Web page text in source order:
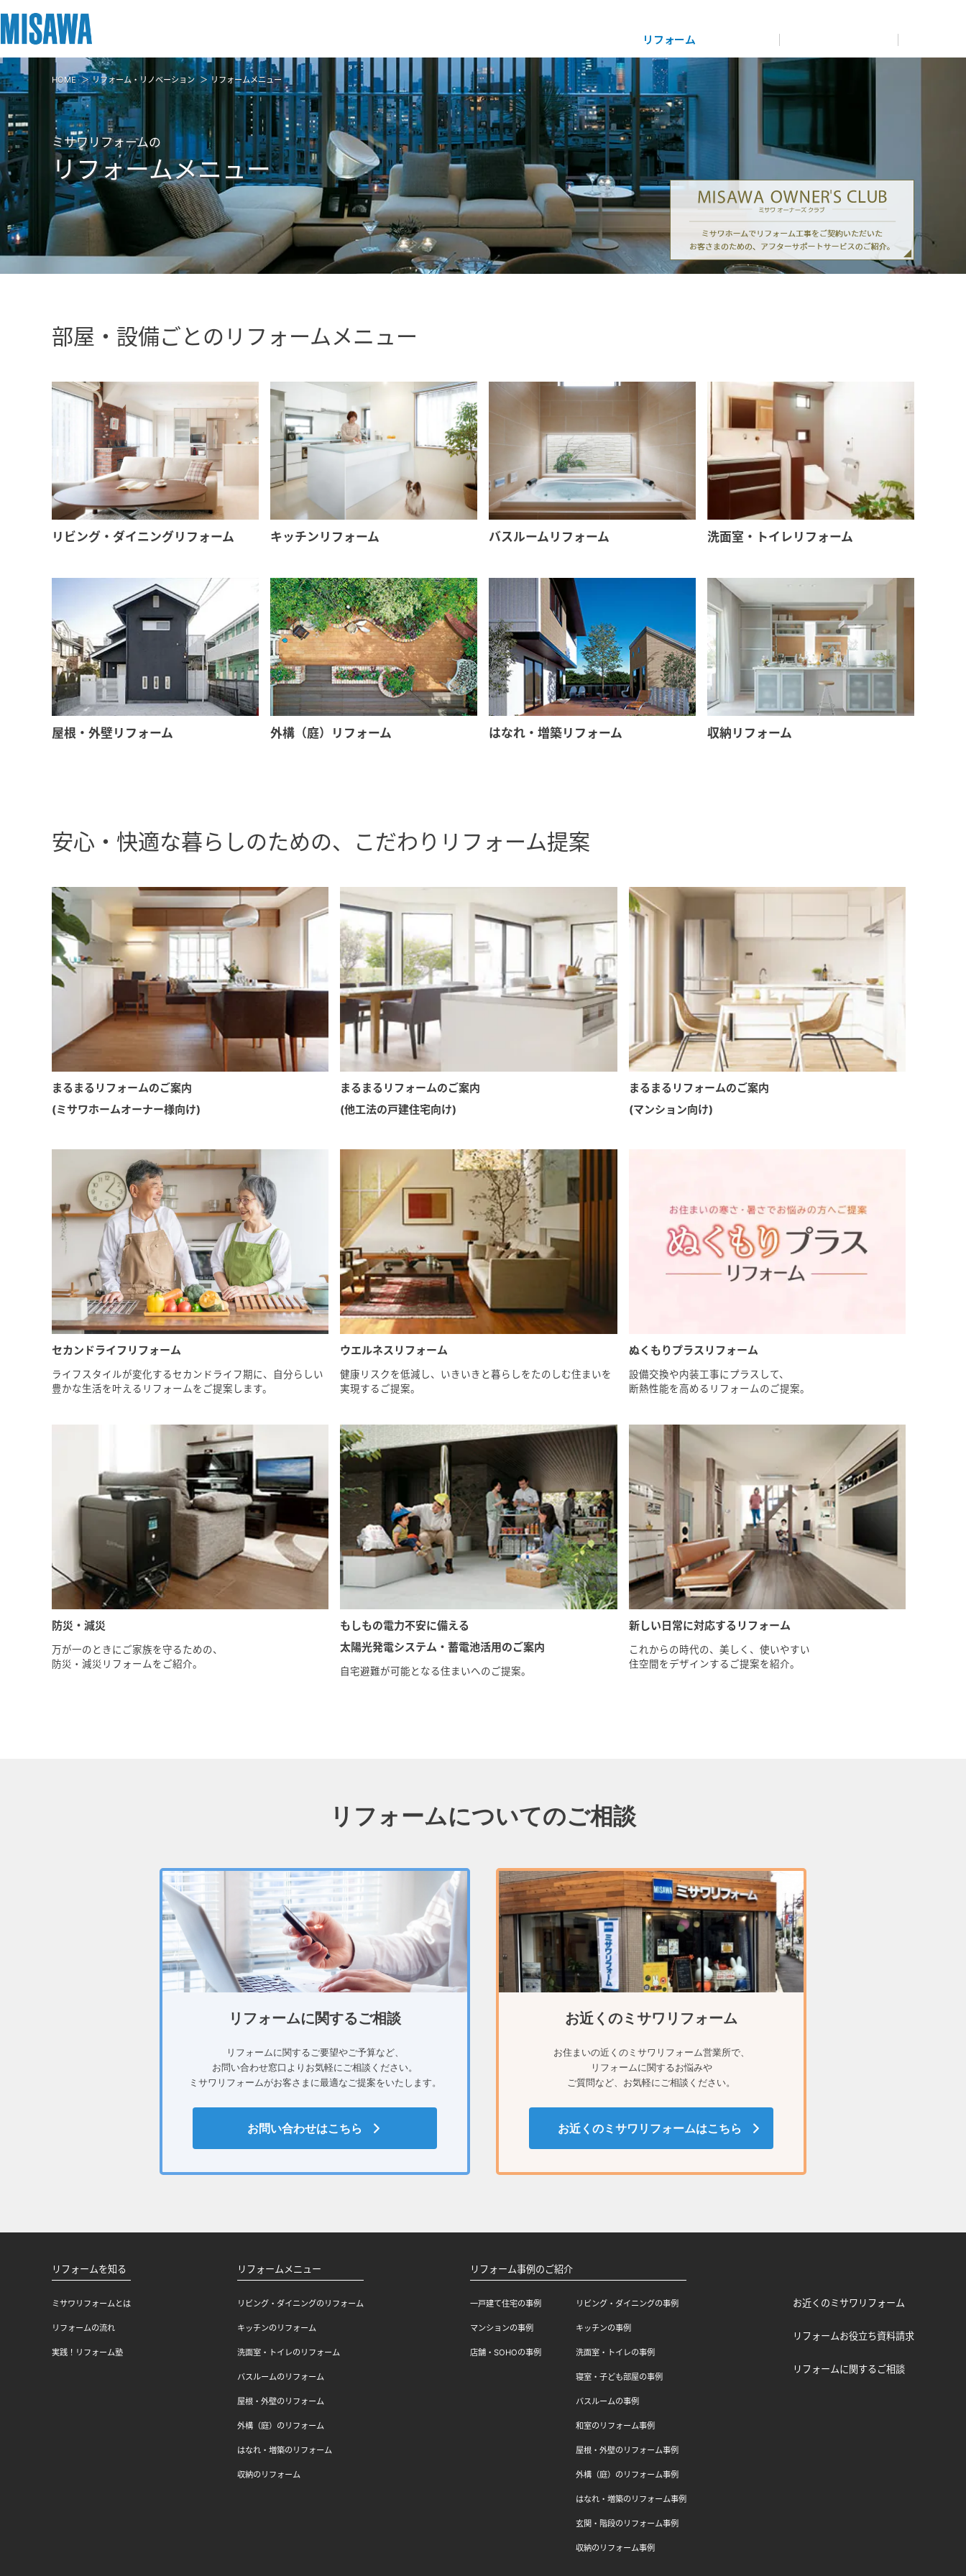
住まい
建てる [注文住宅]
商品ラインアップ
テクノロジー（住まいの性能）
建築事例・建築実例
インテリア
買う
分譲住宅（建売・土地）検索
中古住宅検索
スムストック検索
分譲マンション検索
これから住まいをご検討の方
多彩な動画やこだわりが詰まった建築実例、注目の最新情
報など、住まいづくりを楽しく学べるデジタルラウンジで
す。
ホームラウンジ 新築・戸建て
土地活用
個人のお客さま
賃貸住宅
賃貸併用住宅
店舗・各種施設
土地活用モデルルーム見学
法人のお客さま
企業不動産活用（CRE）戦略
社宅建築
医療・介護・子育て・障がい福祉施設
これから土地活用・賃貸経営をご検討の方
土地活用の基礎から長期安定経営を目指すオーナー様ま
で、賃貸経営に役立つ多彩な情報を幅広くお届けします。
ホームラウンジ 土地活用・賃貸経営
リフォーム
リフォーム
戸建て・マンション
ミサワリフォームとは
リフォームの流れ
リフォームメニュー
リフォーム事例
事業用
事業用リノベーション
ホテル・旅館リフォーム
リフォーム営業所
これからリフォームをご検討の方
実例動画や基礎知識、収納の工夫など、理想の住まいを叶
えるリフォームの具体策とアイデアを豊富にご用意してい
ます。
ホームラウンジ リフォーム
まちづくり
複合開発・投資開発
複合開発事業（ASMACI-アスマチ-）
再開発・官民連携事業
分譲マンション開発事業
収益不動産・投資開発事業
事業用売買
事業用地・事業用建物
分譲用地
すべてのフィールドに新しい価値をデザインし、持続可能
な未来志向のまちづくりを実現していきます。
ミサワゼネラルソリューション
オーナーサポート
サポートメニュー
住まいるりんぐ（ロングサポート）
アフターメンテナンス
ミサワリフォーム
ご相談窓口
お客様センター
ミサワホームオーナーさま・リフォーム工事ご契約者さま
とミサワホームを結ぶコミュニケーションサイト。お得・
便利・安心なコンテンツや、ミサワホームからの大切なお
知らせなど配信しています。
ミサワオーナーズクラブ
企業・IR情報
企業・IR
ニュース
MISAWAについて
ミサワホームグループ
IR情報
環境活動
採用情報
新卒者採用
中途採用
障がい者採用
海外事業
ミサワアイデンティティ
HOME リフォーム・リノベーション リフォームメニュー
ミサワリフォームの
リフォームメニュー
部屋・設備ごとのリフォームメニュー
リビング・ダイニングリフォーム キッチンリフォーム バスルームリフォーム 洗面室・トイレリフォーム
屋根・外壁リフォーム 外構（庭）リフォーム はなれ・増築リフォーム 収納リフォーム
安心・快適な暮らしのための、こだわりリフォーム提案
まるまるリフォームのご案内
(ミサワホームオーナー様向け)
まるまるリフォームのご案内
(他工法の戸建住宅向け)
まるまるリフォームのご案内
(マンション向け)
セカンドライフリフォーム
ライフスタイルが変化するセカンドライフ期に、自分らしい
豊かな生活を叶えるリフォームをご提案します。
ウエルネスリフォーム
健康リスクを低減し、いきいきと暮らしをたのしむ住まいを
実現するご提案。
ぬくもりプラスリフォーム
設備交換や内装工事にプラスして、
断熱性能を高めるリフォームのご提案。
防災・減災
万が一のときにご家族を守るための、
防災・減災リフォームをご紹介。
もしもの電力不安に備える
太陽光発電システム・蓄電池活用のご案内
⾃宅避難が可能となる住まいへのご提案。
新しい⽇常に対応するリフォーム
これからの時代の、美しく、使いやすい
住空間をデザインするご提案を紹介。
リフォームについてのご相談
リフォームに関するご相談
リフォームに関するご要望やご予算など、
お問い合わせ窓口よりお気軽にご相談ください。
ミサワリフォームがお客さまに最適なご提案をいたします。
お問い合わせはこちら
お近くのミサワリフォーム
お住まいの近くのミサワリフォーム営業所で、
リフォームに関するお悩みや
ご質問など、お気軽にご相談ください。
お近くのミサワリフォームはこちら
リフォームを知る
ミサワリフォームとは
リフォームの流れ
実践！リフォーム塾
リフォームメニュー
リビング・ダイニングのリフォーム
キッチンのリフォーム
洗面室・トイレのリフォーム
バスルームのリフォーム
屋根・外壁のリフォーム
外構（庭）のリフォーム
はなれ・増築のリフォーム
収納のリフォーム
リフォーム事例のご紹介
一戸建て住宅の事例
マンションの事例
店舗・SOHOの事例
リビング・ダイニングの事例
キッチンの事例
洗面室・トイレの事例
寝室・子ども部屋の事例
バスルームの事例
和室のリフォーム事例
屋根・外壁のリフォーム事例
外構（庭）のリフォーム事例
はなれ・増築のリフォーム事例
玄関・階段のリフォーム事例
収納のリフォーム事例
お近くのミサワリフォーム
リフォームお役立ち資料請求
リフォームに関するご相談